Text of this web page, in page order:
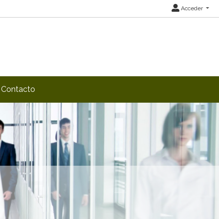
Acceder
Contacto